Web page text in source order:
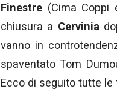
Finestre (Cima Coppi
chiusura a Cervinia
vanno in
spaventato Tom
Ecco di seguito tutte le